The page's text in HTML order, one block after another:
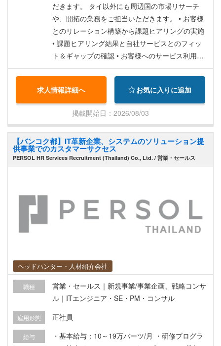
だきます。 タイ以外にも周辺国の市場リサーチ
や、開拓の業務をご担当いただきます。 • お客様
とのリレーション構築から課題ヒアリングの実施
• 課題ヒアリング結果と自社サービスとのフィッ
ト＆ギャップの確認 • お客様へのサービス利用に
よる課題解決の示唆 • 提案用資料作成 • 業務改
善、自社サービスの運用案の提案、クロージング
• オンボーディング
求人情報詳細へ お気に入りに追加
掲載開始日：2026/08/03
【バンコク都】IT革新企業、システムのソリューション提
供事業でのカスタマーサクセス
PERSOL HR Services Recruitment (Thailand) Co., Ltd. / 営業・セールス
ヘッドハンター・人材紹介会社
職種
営業・セールス｜新規事業/事業企画、戦略コンサ
ル｜ITエンジニア・SE・PM・コンサル
雇用形態 正社員
給与
・基本給与：10～19万バーツ/月 ・研修プログラ